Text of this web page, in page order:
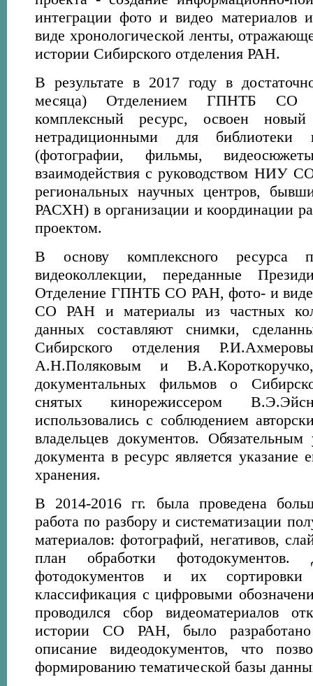
интеграции фото и видео материалов
виде хронологической ленты,
истории Сибирского отделения РАН.
В результате в 2017 году в
месяца) Отделением ГПНТБ
комплексный ресурс, освоен
нетрадиционными для библиотеки
(фотографии, фильмы,
взаимодействия с руководством НИУ
региональных научных центров,
РАСХН) в организации и координации
проектом.
В основу комплексного ресурса
видеоколлекции, переданные
Отделение ГПНТБ СО РАН, фото- и
СО РАН и материалы из частных
данных составляют снимки,
Сибирского отделения
А.Н.Поляковым и
документальных фильмов о
снятых кинорежиссером
использовались с соблюдением
владельцев документов.
документа в ресурс является указание
хранения.
В 2014-2016 гг. была проведена
работа по разбору и систематизации
материалов: фотографий, негативов,
план обработки фотодокументов.
фотодокументов и их сортировки
классификация с цифровыми
проводился сбор видеоматериалов
истории СО РАН, было разработано
описание видеодокументов, что
формированию тематической базы